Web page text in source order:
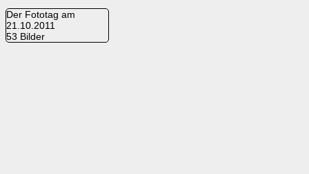
Der Fototag am
21.10.2011
53 Bilder